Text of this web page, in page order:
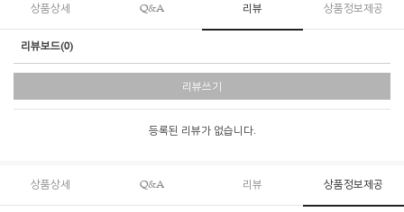
상품상세 Q&A 리뷰 상품정보제공
리뷰보드(0)
리뷰쓰기
등록된 리뷰가 없습니다.
상품상세 Q&A 리뷰 상품정보제공